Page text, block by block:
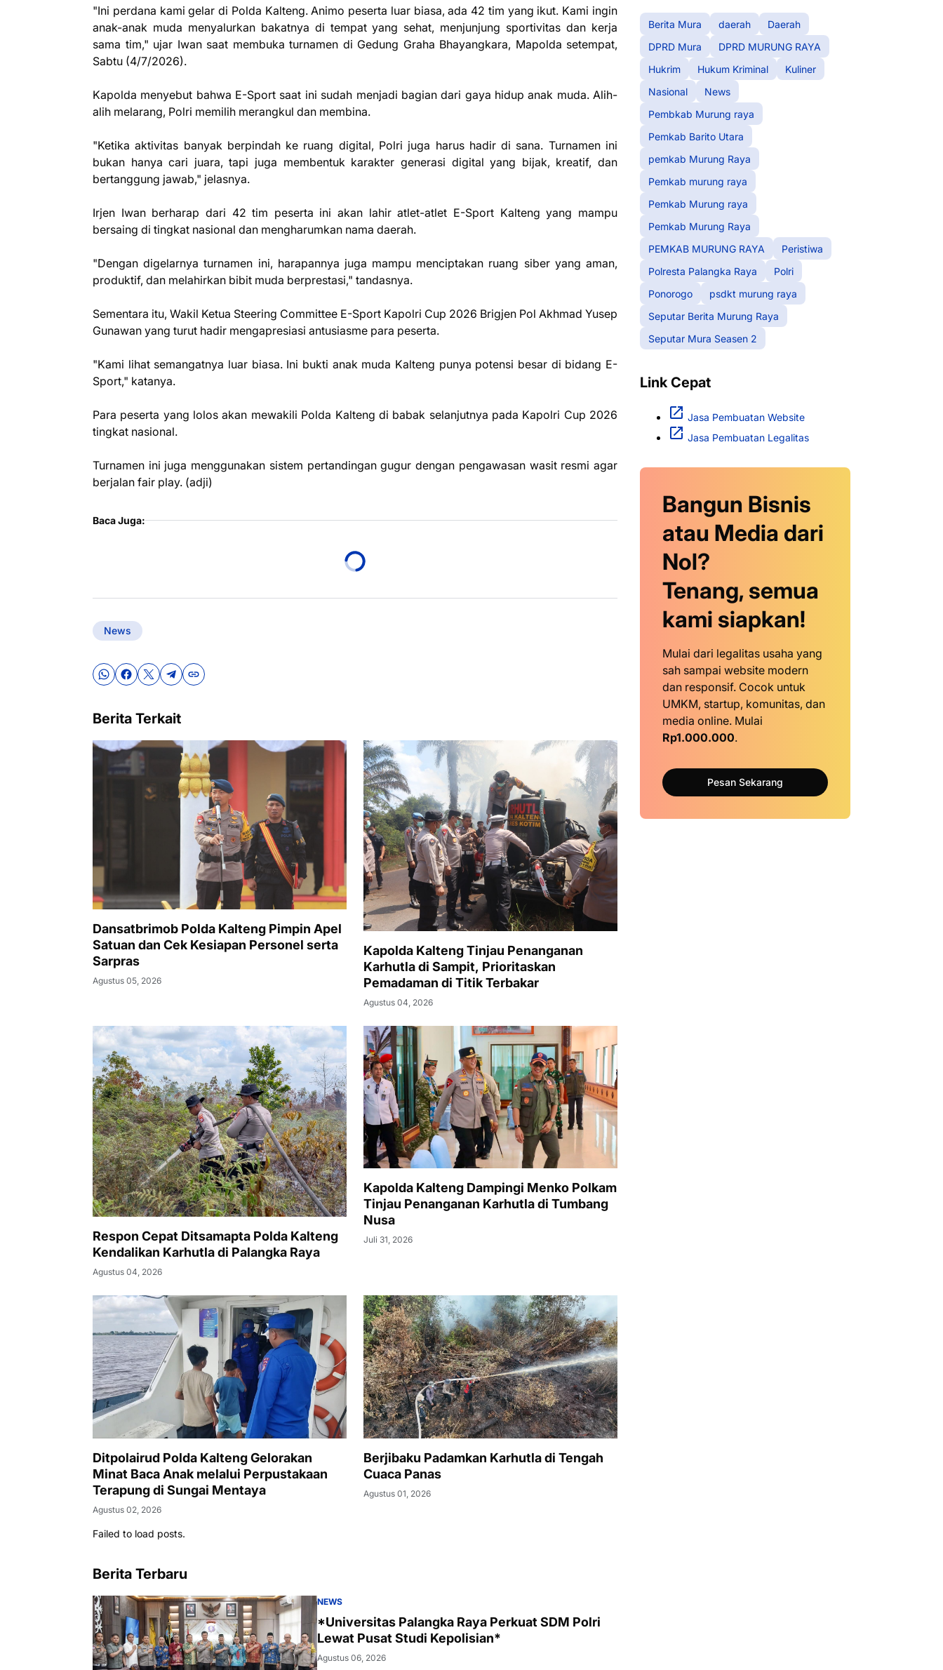
"Ini perdana kami gelar di Polda Kalteng. Animo peserta luar biasa, ada 42 tim yang ikut. Kami ingin
anak-anak muda menyalurkan bakatnya di tempat yang sehat, menjunjung sportivitas dan kerja
sama tim," ujar Iwan saat membuka turnamen di Gedung Graha Bhayangkara, Mapolda setempat,
Sabtu (4/7/2026).
Kapolda menyebut bahwa E-Sport saat ini sudah menjadi bagian dari gaya hidup anak muda. Alih-
alih melarang, Polri memilih merangkul dan membina.
"Ketika aktivitas banyak berpindah ke ruang digital, Polri juga harus hadir di sana. Turnamen ini
bukan hanya cari juara, tapi juga membentuk karakter generasi digital yang bijak, kreatif, dan
bertanggung jawab," jelasnya.
Irjen Iwan berharap dari 42 tim peserta ini akan lahir atlet-atlet E-Sport Kalteng yang mampu
bersaing di tingkat nasional dan mengharumkan nama daerah.
"Dengan digelarnya turnamen ini, harapannya juga mampu menciptakan ruang siber yang aman,
produktif, dan melahirkan bibit muda berprestasi," tandasnya.
Sementara itu, Wakil Ketua Steering Committee E-Sport Kapolri Cup 2026 Brigjen Pol Akhmad Yusep
Gunawan yang turut hadir mengapresiasi antusiasme para peserta.
"Kami lihat semangatnya luar biasa. Ini bukti anak muda Kalteng punya potensi besar di bidang E-
Sport," katanya.
Para peserta yang lolos akan mewakili Polda Kalteng di babak selanjutnya pada Kapolri Cup 2026
tingkat nasional.
Turnamen ini juga menggunakan sistem pertandingan gugur dengan pengawasan wasit resmi agar
berjalan fair play. (adji)
Baca Juga:
News
Berita Terkait
Dansatbrimob Polda Kalteng Pimpin Apel
Satuan dan Cek Kesiapan Personel serta
Sarpras
Agustus 05, 2026
Kapolda Kalteng Tinjau Penanganan
Karhutla di Sampit, Prioritaskan
Pemadaman di Titik Terbakar
Agustus 04, 2026
Respon Cepat Ditsamapta Polda Kalteng
Kendalikan Karhutla di Palangka Raya
Agustus 04, 2026
Kapolda Kalteng Dampingi Menko Polkam
Tinjau Penanganan Karhutla di Tumbang
Nusa
Juli 31, 2026
Ditpolairud Polda Kalteng Gelorakan
Minat Baca Anak melalui Perpustakaan
Terapung di Sungai Mentaya
Agustus 02, 2026
Berjibaku Padamkan Karhutla di Tengah
Cuaca Panas
Agustus 01, 2026
Failed to load posts.
Berita Terbaru
NEWS
*Universitas Palangka Raya Perkuat SDM Polri
Lewat Pusat Studi Kepolisian*
Agustus 06, 2026
Berita Mura daerah
Daerah
DPRD Mura
DPRD MURUNG RAYA
Hukrim
Hukum Kriminal
Kuliner
Nasional
News
Pembkab Murung raya
Pemkab Barito Utara
pemkab Murung Raya
Pemkab murung raya
Pemkab Murung raya
Pemkab Murung Raya
PEMKAB MURUNG RAYA
Peristiwa
Polresta Palangka Raya
Polri
Ponorogo
psdkt murung raya
Seputar Berita Murung Raya
Seputar Mura Seasen 2
Link Cepat
Jasa Pembuatan Website
Jasa Pembuatan Legalitas
Bangun Bisnis
atau Media dari
Nol?
Tenang, semua
kami siapkan!
Mulai dari legalitas usaha yang
sah sampai website modern
dan responsif. Cocok untuk
UMKM, startup, komunitas, dan
media online. Mulai
Rp1.000.000.
Pesan Sekarang